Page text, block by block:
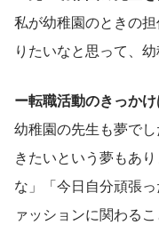
私が幼稚園のときの
りたいなと思って、
ー転職活動のきっかけ
幼稚園の先生も夢で
きたいという夢もあ
な」「今日自分頑張
ァッションに関わるこ